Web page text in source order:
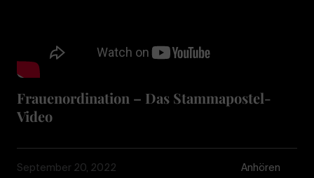
Frauenordination – Das Stammapostel-
Video
September 20, 2022 Anhören